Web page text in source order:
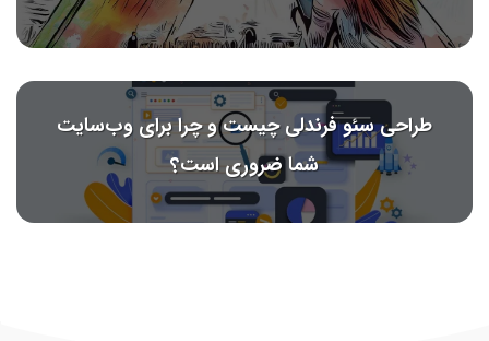
طراحی سئو فرندلی چیست و چرا برای وب‌سایت
شما ضروری است؟